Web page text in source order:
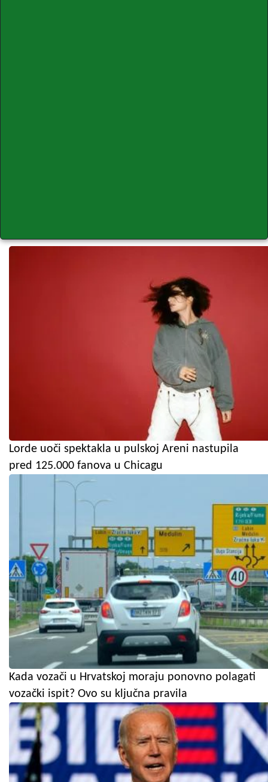
Lorde uoči spektakla u pulskoj Areni nastupila
pred 125.000 fanova u Chicagu
Kada vozači u Hrvatskoj moraju ponovno polagati
vozački ispit? Ovo su ključna pravila